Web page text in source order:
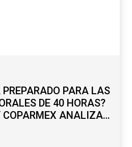
PARA LAS
DE 40 HORAS?
COPARMEX ANALIZAN